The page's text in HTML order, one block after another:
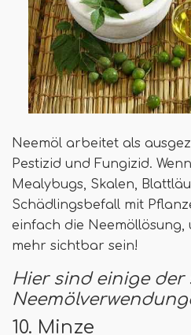
Neemöl arbeitet als
Pestizid und Fungizid.
Mealybugs, Skalen,
Schädlingsbefall mit
einfach die Neemöllösung,
mehr sichtbar sein!
Hier sind einige der
10. Minze